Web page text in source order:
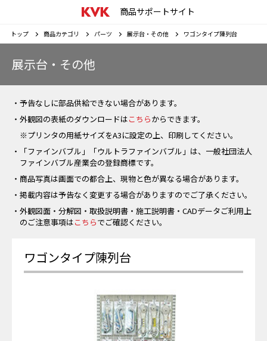
商品サポートサイト
トップ 商品カテゴリ パーツ 展示台・その他 ワゴンタイプ陳列台
展示台・その他
・予告なしに部品供給できない場合があります。
・外観図の表紙のダウンロードはこちらからできます。
※プリンタの用紙サイズをA3に設定の上、印刷してください。
・「ファインバブル」「ウルトラファインバブル」は、一般社団法人
ファインバブル産業会の登録商標です。
・商品写真は画面での都合上、現物と色が異なる場合があります。
・掲載内容は予告なく変更する場合がありますのでご了承ください。
・外観図面・分解図・取扱説明書・施工説明書・CADデータご利用上
のご注意事項はこちらでご確認ください。
ワゴンタイプ陳列台